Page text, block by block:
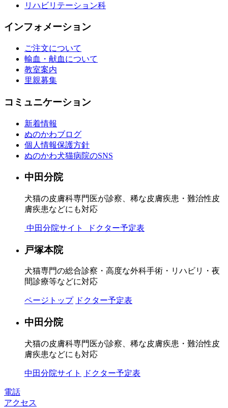
リハビリテーション科
インフォメーション
ご注文について
輸血・献血について
教室案内
里親募集
コミュニケーション
新着情報
ぬのかわブログ
個人情報保護方針
ぬのかわ犬猫病院のSNS
中田分院
犬猫の皮膚科専門医が診察、稀な皮膚疾患・難治性皮
膚疾患などにも対応
中田分院サイト ドクター予定表
戸塚本院
犬猫専門の総合診察・高度な外科手術・リハビリ・夜
間診療等などに対応
ページトップ ドクター予定表
中田分院
犬猫の皮膚科専門医が診察、稀な皮膚疾患・難治性皮
膚疾患などにも対応
中田分院サイト ドクター予定表
電話
アクセス